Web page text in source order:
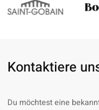
Kontaktiere
Du möchtest eine